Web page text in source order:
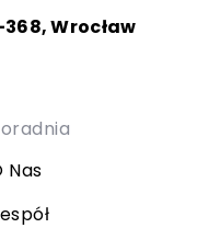
Wrocław
Nas